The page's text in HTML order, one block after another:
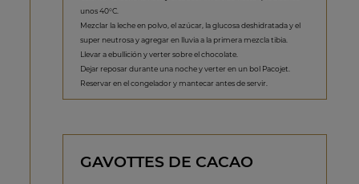
unos 40°C.
Mezclar la leche en polvo, el azúcar, la glucosa deshidratada y el
super neutrosa y agregar en lluvia a la primera mezcla tibia.
Llevar a ebullición y verter sobre el chocolate.
Dejar reposar durante una noche y verter en un bol Pacojet.
Reservar en el congelador y mantecar antes de servir.
GAVOTTES DE CACAO